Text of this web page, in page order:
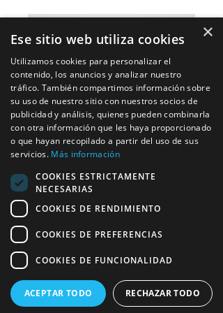
Fundas de silla
Materiales Disponibles:
- Básico: Tejido económico que
×
Ese sitio web utiliza cookies
Utilizamos cookies para personalizar el
contenido, los anuncios y analizar nuestro
tráfico. También compartimos información sobre
su uso de nuestro sitio con nuestros socios de
publicidad y análisis, quienes pueden combinarla
con otra información que les haya proporcionado
o que hayan recopilado a partir del uso de sus
servicios. Más información
COOKIES ESTRICTAMENTE
NECESARIAS
COOKIES DE RENDIMIENTO
COOKIES DE PREFERENCIAS
COOKIES DE FUNCIONALIDAD
ACEPTAR TODO RECHAZAR TODO